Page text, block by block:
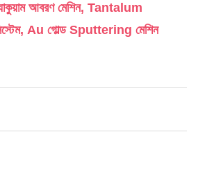
আবরণ মেশিন, Tantalum
Au গোল্ড Sputtering মেশিন